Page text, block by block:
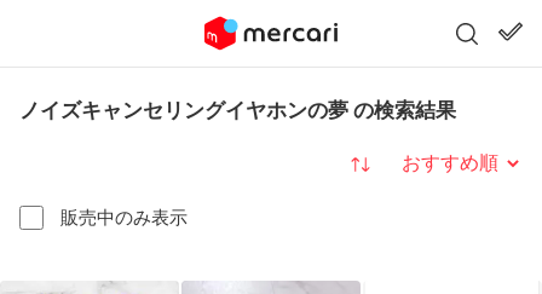
ノイズキャンセリングイヤホンの夢 の検索結果
販売中のみ表示
並び替え